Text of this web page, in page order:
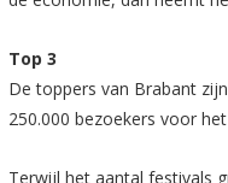
Top 3
De toppers van Brabant
250.000 bezoekers voor
Terwijl het aantal festivals